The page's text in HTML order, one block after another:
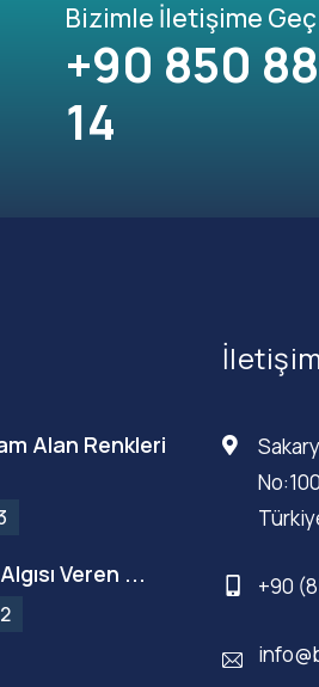
Bizimle İletişime Geç
+90 850
14
Alan Renkleri
Veren ...
İletişim
+90